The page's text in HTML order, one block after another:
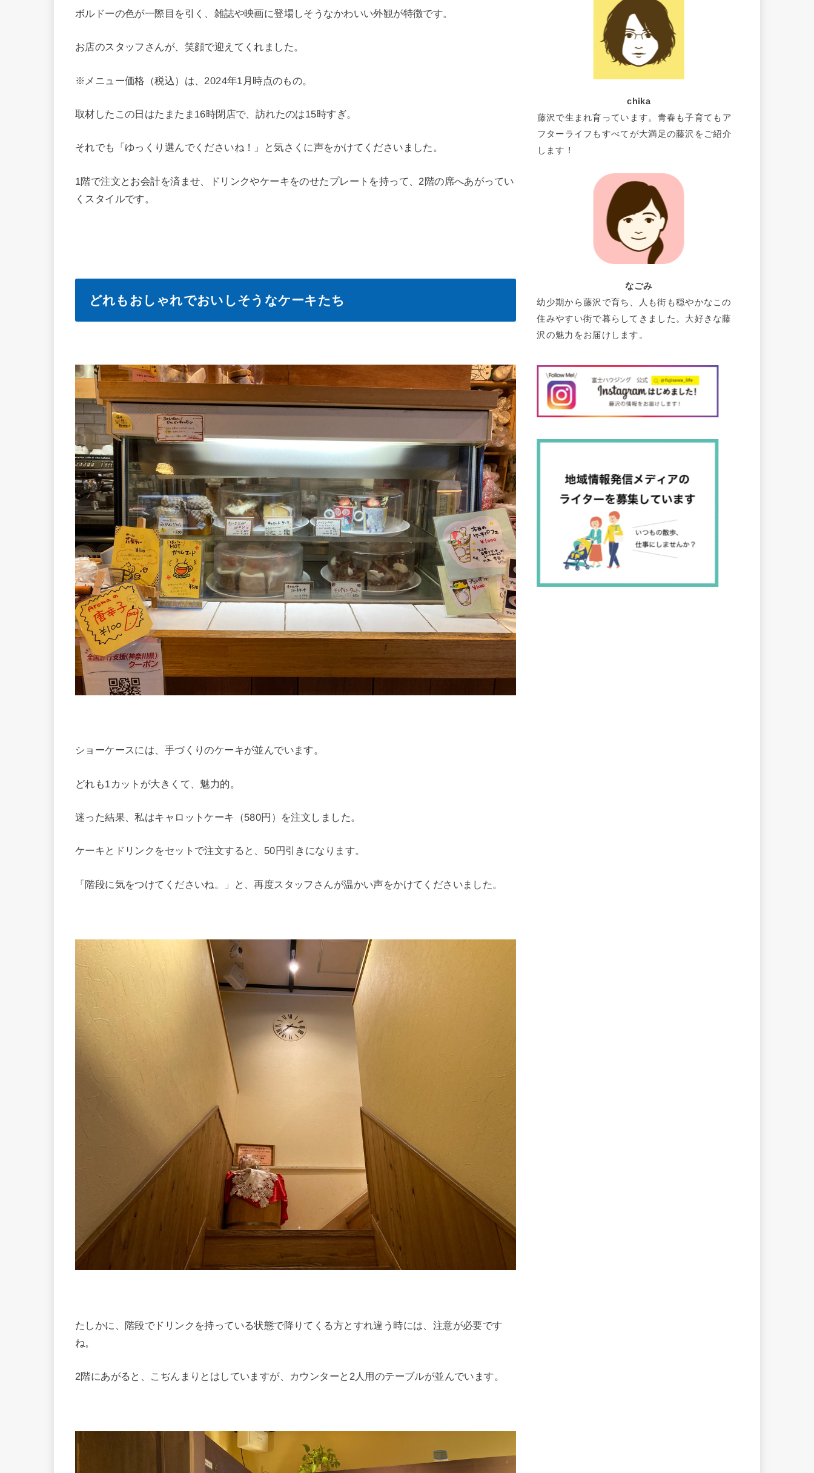
ボルドーの色が一際目を引く、雑誌や映画に登場しそうなかわいい外観が特徴です。
お店のスタッフさんが、笑顔で迎えてくれました。
※メニュー価格（税込）は、2024年1月時点のもの。
取材したこの日はたまたま16時閉店で、訪れたのは15時すぎ。
それでも「ゆっくり選んでくださいね！」と気さくに声をかけてくださいました。
1階で注文とお会計を済ませ、ドリンクやケーキをのせたプレートを持って、2階の席へあがってい
くスタイルです。
どれもおしゃれでおいしそうなケーキたち
ショーケースには、手づくりのケーキが並んでいます。
どれも1カットが大きくて、魅力的。
迷った結果、私はキャロットケーキ（580円）を注文しました。
ケーキとドリンクをセットで注文すると、50円引きになります。
「階段に気をつけてくださいね。」と、再度スタッフさんが温かい声をかけてくださいました。
たしかに、階段でドリンクを持っている状態で降りてくる方とすれ違う時には、注意が必要です
ね。
2階にあがると、こぢんまりとはしていますが、カウンターと2人用のテーブルが並んでいます。
chika
藤沢で生まれ育っています。青春も子育てもア
フターライフもすべてが大満足の藤沢をご紹介
します！
なごみ
幼少期から藤沢で育ち、人も街も穏やかなこの
住みやすい街で暮らしてきました。大好きな藤
沢の魅力をお届けします。